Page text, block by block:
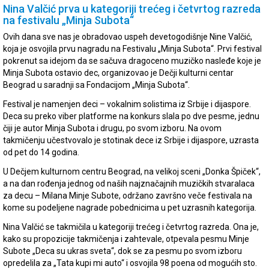
Nina Valčić prva u kategoriji trećeg i četvrtog razreda
na festivalu „Minja Subota“
Ovih dana sve nas je obradovao uspeh devetogodišnje Nine Valčić,
koja je osvojila prvu nagradu na Festivalu „Minja Subota“. Prvi festival
pokrenut sa idejom da se sačuva dragoceno muzičko nasleđe koje je
Minja Subota ostavio dec, organizovao je Dečji kulturni centar
Beograd u saradnji sa Fondacijom „Minja Subota“.
Festival je namenjen deci – vokalnim solistima iz Srbije i dijaspore.
Deca su preko viber platforme na konkurs slala po dve pesme, jednu
čiji je autor Minja Subota i drugu, po svom izboru. Na ovom
takmičenju učestvovalo je stotinak dece iz Srbije i dijaspore, uzrasta
od pet do 14 godina.
U Dečjem kulturnom centru Beograd, na velikoj sceni „Donka Špiček“,
a na dan rođenja jednog od naših najznačajnih muzičkih stvaralaca
za decu – Milana Minje Subote, održano završno veče festivala na
kome su podeljene nagrade pobednicima u pet uzrasnih kategorija.
Nina Valčić se takmičila u kategoriji trećeg i četvrtog razreda. Ona je,
kako su propozicije takmičenja i zahtevale, otpevala pesmu Minje
Subote „Deca su ukras sveta“, dok se za pesmu po svom izboru
opredelila za „Tata kupi mi auto“ i osvojila 98 poena od mogućih sto.